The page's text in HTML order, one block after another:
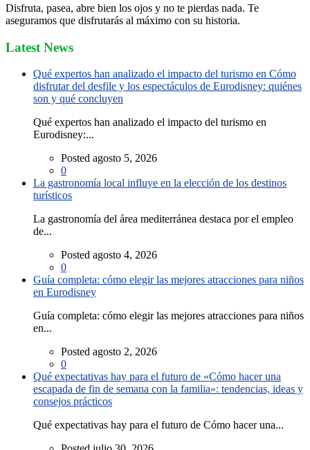
Disfruta, pasea, abre bien los ojos y no te pierdas nada. Te
aseguramos que disfrutarás al máximo con su historia.
Latest News
Qué expertos han analizado el impacto del turismo en Cómo
disfrutar del desfile y los espectáculos de Eurodisney: quiénes
son y qué concluyen
Qué expertos han analizado el impacto del turismo en
Eurodisney:...
Posted agosto 5, 2026
0
La gastronomía local influye en la elección de los destinos
turísticos
La gastronomía del área mediterránea destaca por el empleo
de...
Posted agosto 4, 2026
0
Guía completa: cómo elegir las mejores atracciones para niños
en Eurodisney
Guía completa: cómo elegir las mejores atracciones para niños
en...
Posted agosto 2, 2026
0
Qué expectativas hay para el futuro de «Cómo hacer una
escapada de fin de semana con la familia»: tendencias, ideas y
consejos prácticos
Qué expectativas hay para el futuro de Cómo hacer una...